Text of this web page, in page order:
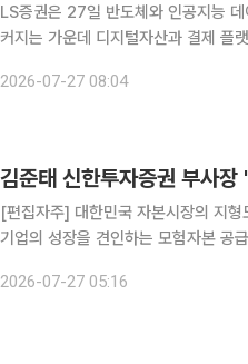
LS증권은 27일 반도체와 인공지능
커지는 가운데 디지털자산과 결제 플
이다. 이날 LS증권 ‘결제 플랫폼:
2026-07-27 08:04
[편집자주] 대한민국 자본시장의 지
기업의 성장을 견인하는 모험자본 공
잡는 손' 기획을 통해 주요 증권사들
2026-07-27 05:16